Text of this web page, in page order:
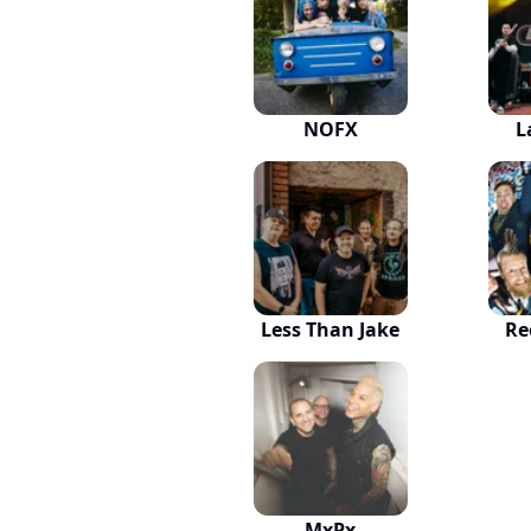
NOFX
Less Than Jake